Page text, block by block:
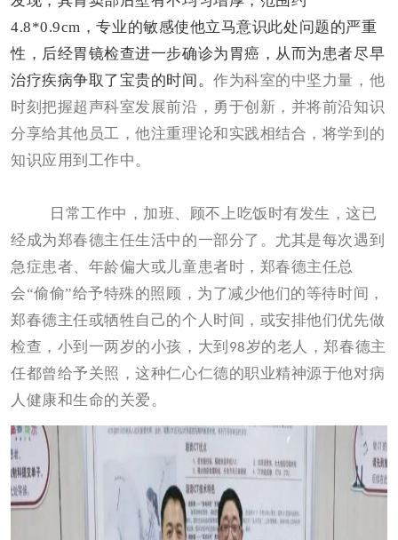
4.8*0.9cm，专业的敏感使他立马意识此处问题的严重
性，后经胃镜检查进一步确诊为胃癌，从而为患者尽早
治疗疾病争取了宝贵的时间。作为科室的中坚力量，他
时刻把握超声科室发展前沿，勇于创新，并将前沿知识
分享给其他员工，他注重理论和实践相结合，将学到的
知识应用到工作中。
日常工作中，加班、顾不上吃饭时有发生，这已
经成为郑春德主任生活中的一部分了。尤其是每次遇到
急症患者、年龄偏大或儿童患者时，郑春德主任总
会“偷偷”给予特殊的照顾，为了减少他们的等待时间，
郑春德主任或牺牲自己的个人时间，或安排他们优先做
检查，小到一两岁的小孩，大到 98岁的老人，郑春德主
任都曾给予关照，这种仁心仁德的职业精神源于他对病
人健康和生命的关爱。